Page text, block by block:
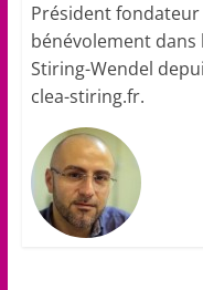
Président fondateur
bénévolement
Stiring-Wendel
clea-stiring.fr.